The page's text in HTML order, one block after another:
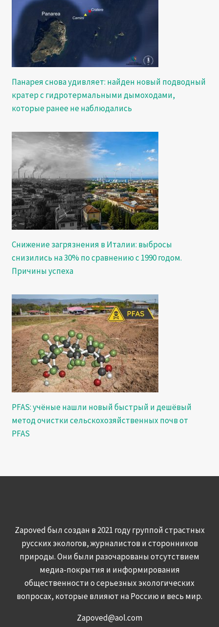
Панарея снова удивляет: найден новый подводный
кратер с гидротермальными дымоходами,
которые ранее не наблюдались
Снижение загрязнения в Италии: выбросы
снизились на 30% по сравнению с 1990 годом.
Причины успеха
PFAS: учёные нашли новый быстрый и дешёвый
метод очистки сельскохозяйственных почв от
PFAS
Zapoved был создан в 2021 году группой страстных
русских экологов, журналистов и сторонников
природы. Они были разочарованы отсутствием
медиа-покрытия и информирования
общественности о серьезных экологических
вопросах, которые влияют на Россию и весь мир.
Zapoved@aol.com